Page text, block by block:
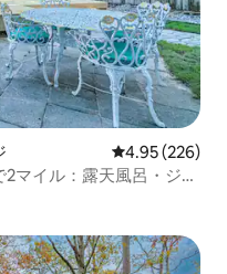
レビュー226
4.95 (226)
マイル：露天風呂・ジャ